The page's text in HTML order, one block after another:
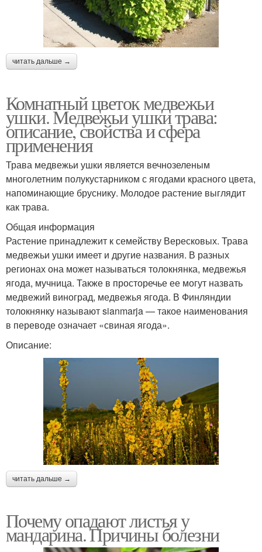
читать дальше →
Комнатный цветок медвежьи
ушки. Медвежьи ушки трава:
описание, свойства и сфера
применения
Трава медвежьи ушки является вечнозеленым
многолетним полукустарником с ягодами красного цвета,
напоминающие бруснику. Молодое растение выглядит
как трава.
Общая информация
Растение принадлежит к семейству Вересковых. Трава
медвежьи ушки имеет и другие названия. В разных
регионах она может называться толокнянка, медвежья
ягода, мучница. Также в просторечье ее могут назвать
медвежий виноград, медвежья ягода. В Финляндии
толокнянку называют sianmarja — такое наименования
в переводе означает «свиная ягода».
Описание:
читать дальше →
Почему опадают листья у
мандарина. Причины болезни